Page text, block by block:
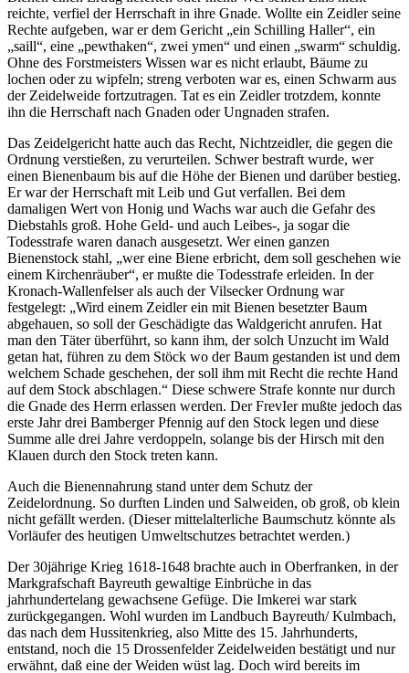
reichte, verfiel der Herrschaft in ihre Gnade. Wollte ein Zeidler seine
Rechte aufgeben, war er dem Gericht „ein Schilling Haller“, ein
„saill“, eine „pewthaken“, zwei ymen“ und einen „swarm“ schuldig.
Ohne des Forstmeisters Wissen war es nicht erlaubt, Bäume zu
lochen oder zu wipfeln; streng verboten war es, einen Schwarm aus
der Zeidelweide fortzutragen. Tat es ein Zeidler trotzdem, konnte
ihn die Herrschaft nach Gnaden oder Ungnaden strafen.
Das Zeidelgericht hatte auch das Recht, Nichtzeidler, die gegen die
Ordnung verstießen, zu verurteilen. Schwer bestraft wurde, wer
einen Bienenbaum bis auf die Höhe der Bienen und darüber bestieg.
Er war der Herrschaft mit Leib und Gut verfallen. Bei dem
damaligen Wert von Honig und Wachs war auch die Gefahr des
Diebstahls groß. Hohe Geld- und auch Leibes-, ja sogar die
Todesstrafe waren danach ausgesetzt. Wer einen ganzen
Bienenstock stahl, „wer eine Biene erbricht, dem soll geschehen wie
einem Kirchenräuber“, er mußte die Todesstrafe erleiden. In der
Kronach-Wallenfelser als auch der Vilsecker Ordnung war
festgelegt: „Wird einem Zeidler ein mit Bienen besetzter Baum
abgehauen, so soll der Geschädigte das Waldgericht anrufen. Hat
man den Täter überführt, so kann ihm, der solch Unzucht im Wald
getan hat, führen zu dem Stöck wo der Baum gestanden ist und dem
welchem Schade geschehen, der soll ihm mit Recht die rechte Hand
auf dem Stock abschlagen.“ Diese schwere Strafe konnte nur durch
die Gnade des Herrn erlassen werden. Der FrevIer mußte jedoch das
erste Jahr drei Bamberger Pfennig auf den Stock legen und diese
Summe alle drei Jahre verdoppeln, solange bis der Hirsch mit den
Klauen durch den Stock treten kann.
Auch die Bienennahrung stand unter dem Schutz der
Zeidelordnung. So durften Linden und Salweiden, ob groß, ob klein
nicht gefällt werden. (Dieser mittelalterliche Baumschutz könnte als
Vorläufer des heutigen Umweltschutzes betrachtet werden.)
Der 30jährige Krieg 1618-1648 brachte auch in Oberfranken, in der
Markgrafschaft Bayreuth gewaltige Einbrüche in das
jahrhundertelang gewachsene Gefüge. Die Imkerei war stark
zurückgegangen. Wohl wurden im Landbuch Bayreuth/ Kulmbach,
das nach dem Hussitenkrieg, also Mitte des 15. Jahrhunderts,
entstand, noch die 15 Drossenfelder Zeidelweiden bestätigt und nur
erwähnt, daß eine der Weiden wüst lag. Doch wird bereits im